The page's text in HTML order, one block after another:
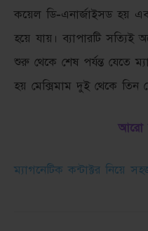
কয়েল ডি-এনার্জাইসড হয়
হয়ে যায়। ব্যাপারটি সত্যিই
শুরু থেকে শেষ পর্যন্ত যেতে
হয় মেক্সিমাম দুই থেকে তিন
আরো
ম্যাগনেটিক কন্টাক্টর নিয়ে